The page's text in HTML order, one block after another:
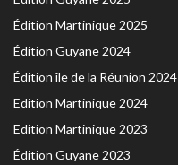
Édition Martinique 2025
Édition Guyane 2024
Édition île de la Réunion 2024
Edition Martinique 2024
Edition Martinique 2023
Édition Guyane 2023